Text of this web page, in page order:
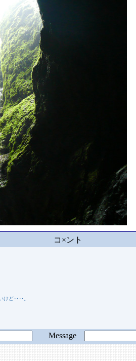
コ×ント
けど‥‥。
Message